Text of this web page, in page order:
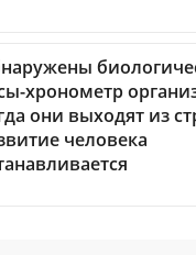
хронометр
они выходят из
человека